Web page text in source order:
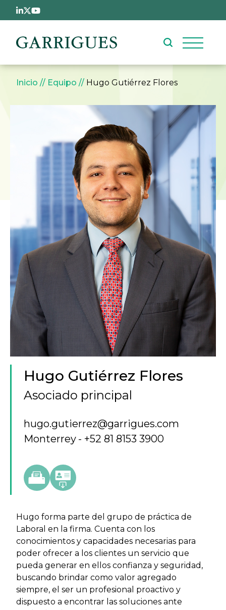
Pasar al contenido principal
Sobrescribir enlaces de
Inicio Equipo Hugo Gutiérrez Flores
Hugo Gutiérrez Flores
Asociado principal
hugo.gutierrez@garrigues.com
Monterrey
+52 81 8153 3900
Hugo forma parte del grupo de práctica de
Laboral en la firma. Cuenta con los
conocimientos y capacidades necesarias para
poder ofrecer a los clientes un servicio que
pueda generar en ellos confianza y seguridad,
buscando brindar como valor agregado
siempre, el ser un profesional proactivo y
dispuesto a encontrar las soluciones ante